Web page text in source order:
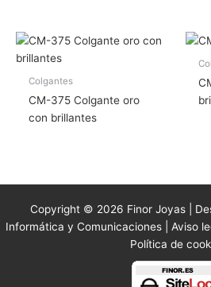
Colgantes
CM-375 Colgante oro
con brillantes
Copyright © 2026 Finor Joyas |
Informática y Comunicaciones | Aviso
Política de